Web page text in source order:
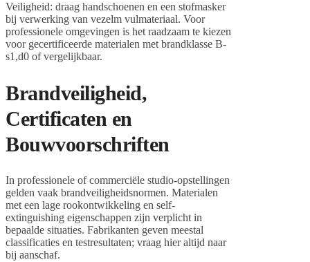
Veiligheid: draag handschoenen en een stofmasker
bij verwerking van vezelm vulmateriaal. Voor
professionele omgevingen is het raadzaam te kiezen
voor gecertificeerde materialen met brandklasse B-
s1,d0 of vergelijkbaar.
Brandveiligheid,
Certificaten en
Bouwvoorschriften
In professionele of commerciële studio-opstellingen
gelden vaak brandveiligheidsnormen. Materialen
met een lage rookontwikkeling en self-
extinguishing eigenschappen zijn verplicht in
bepaalde situaties. Fabrikanten geven meestal
classificaties en testresultaten; vraag hier altijd naar
bij aanschaf.